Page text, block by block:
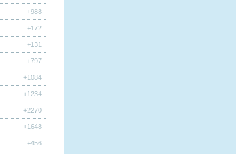
+988
+172
+131
+797
+1084
+1234
+2270
+1648
+456